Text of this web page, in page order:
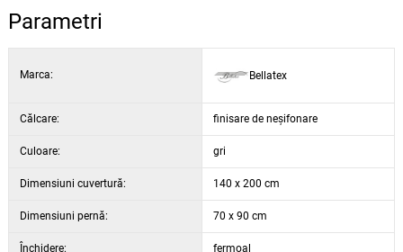
Parametri
Marca: Bellatex
Călcare: finisare de neșifonare
Culoare: gri
Dimensiuni cuvertură: 140 x 200 cm
Dimensiuni pernă: 70 x 90 cm
Închidere: fermoal